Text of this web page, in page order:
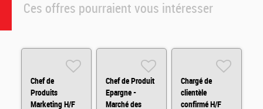
Ces offres pourraient vous intéresser
Chef de
Produits
Marketing H/F
Chef de Produit
Epargne -
Marché des
Chargé de
clientèle
confirmé H/F